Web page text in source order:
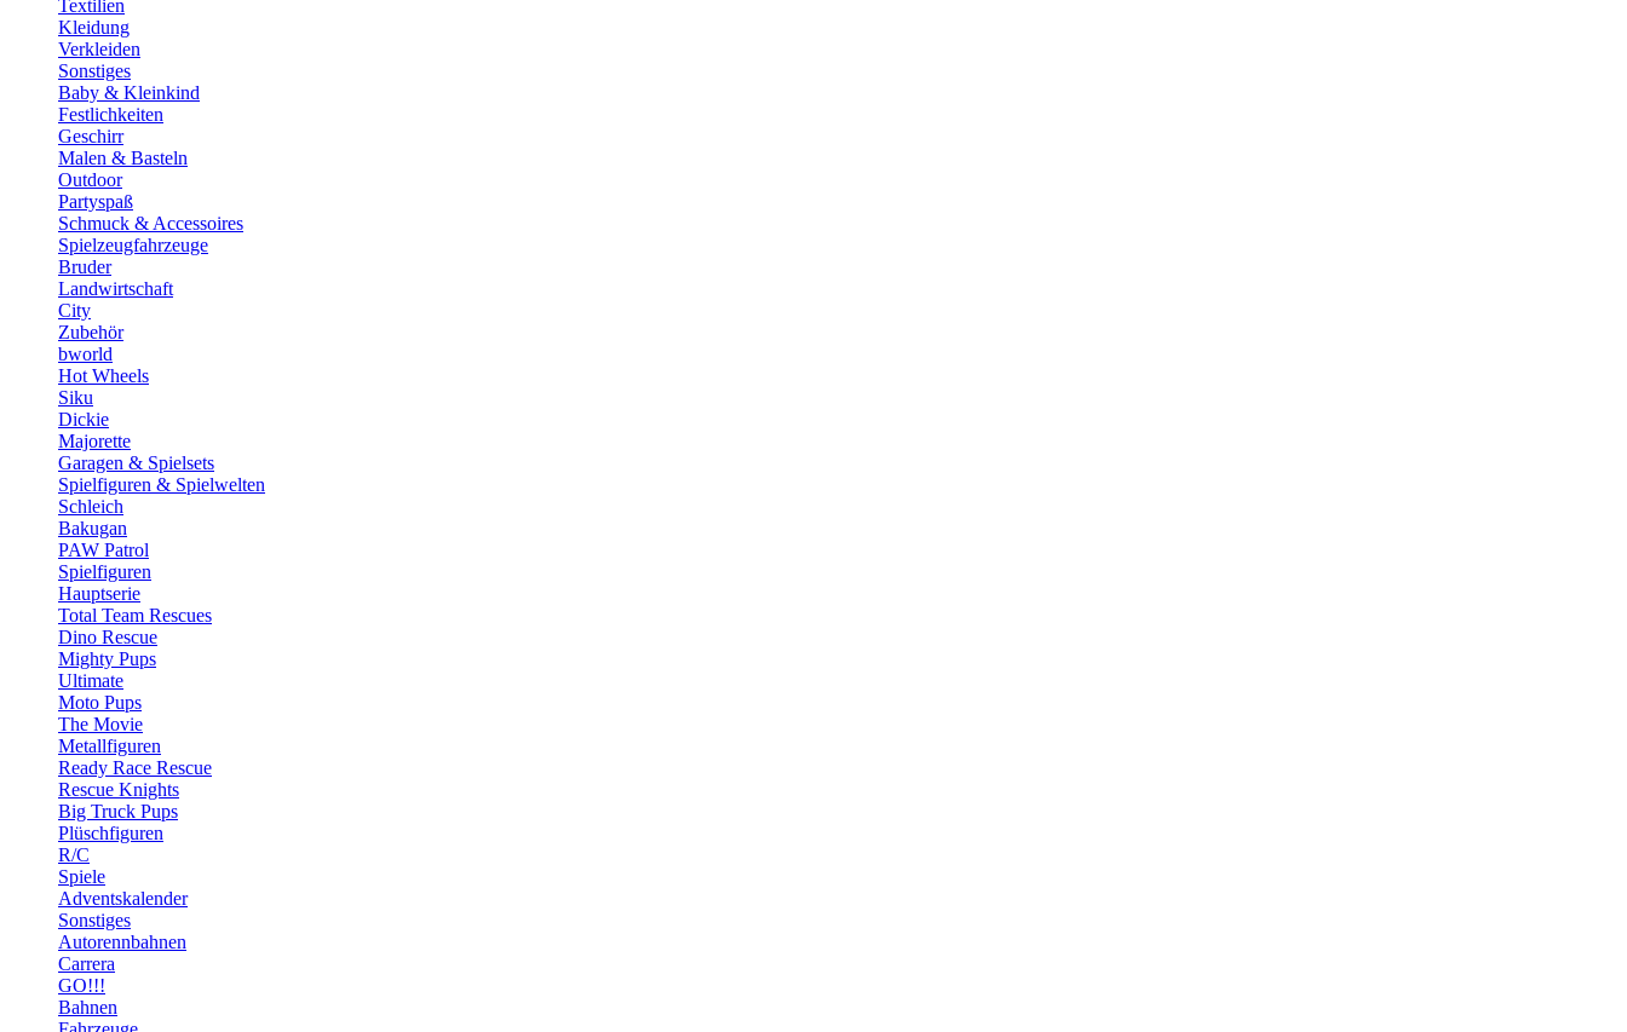
Textilien
Kleidung
Verkleiden
Sonstiges
Baby & Kleinkind
Festlichkeiten
Geschirr
Malen & Basteln
Outdoor
Partyspaß
Schmuck & Accessoires
Spielzeugfahrzeuge
Bruder
Landwirtschaft
City
Zubehör
bworld
Hot Wheels
Siku
Dickie
Majorette
Garagen & Spielsets
Spielfiguren & Spielwelten
Schleich
Bakugan
PAW Patrol
Spielfiguren
Hauptserie
Total Team Rescues
Dino Rescue
Mighty Pups
Ultimate
Moto Pups
The Movie
Metallfiguren
Ready Race Rescue
Rescue Knights
Big Truck Pups
Plüschfiguren
R/C
Spiele
Adventskalender
Sonstiges
Autorennbahnen
Carrera
GO!!!
Bahnen